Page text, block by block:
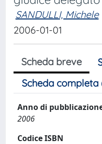
SANDULLI, Michele
2006-01-01
Scheda breve
Scheda completa
Anno di
2006
Codice ISBN